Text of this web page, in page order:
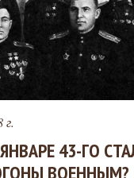
г.
43-ГО
ВОЕННЫМ?